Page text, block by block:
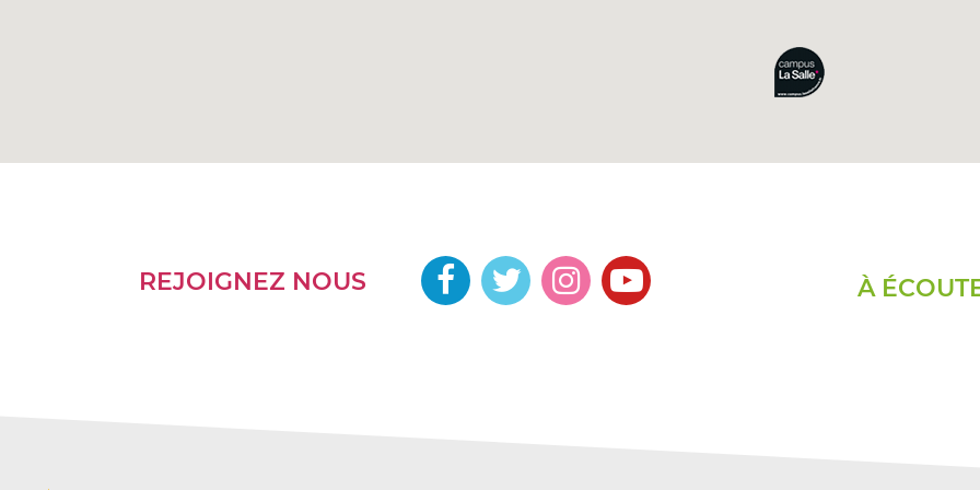
REJOIGNEZ NOUS À